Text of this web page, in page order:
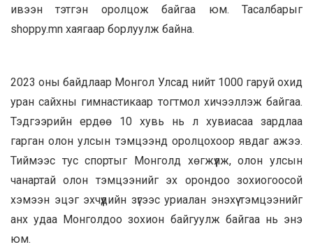
ивээн тэтгэн оролцож байгаа юм. Тасалбарыг
shoppy.mn хаягаар борлуулж байна.
2023 оны байдлаар Монгол Улсад нийт 1000 гаруй охид
уран сайхны гимнастикаар тогтмол хичээллэж байгаа.
Тэдгээрийн ердөө 10 хувь нь л хувиасаа зардлаа
гарган олон улсын тэмцээнд оролцохоор явдаг ажээ.
Тиймээс тус спортыг Монголд хөгжүүлж, олон улсын
чанартай олон тэмцээнийг эх орондоо зохиогоосой
хэмээн эцэг эхчүүдийн зүгээс уриалан энэхүү тэмцээнийг
анх удаа Монголдоо зохион байгуулж байгаа нь энэ
юм.